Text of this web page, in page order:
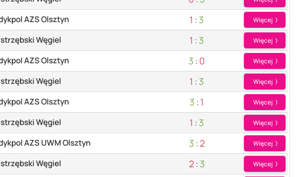
AZS Olsztyn 1 : 3 Więcej
Węgiel 1 : 3 Więcej
AZS Olsztyn 3 : 0 Więcej
Węgiel 1 : 3 Więcej
AZS Olsztyn 3 : 1 Więcej
Węgiel 1 : 3 Więcej
AZS UWM Olsztyn 3 : 2 Więcej
Węgiel 2 : 3 Więcej